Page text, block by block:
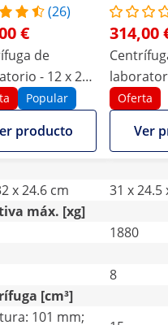
(26)
€
de
- 12 x 20
1.150 xg
Popular
producto
314,00
ml - RCF
Oferta
Ver
x 24.6 cm
31 x 24.5
máx. [xg]
1880
8
[cm³]
101 mm;